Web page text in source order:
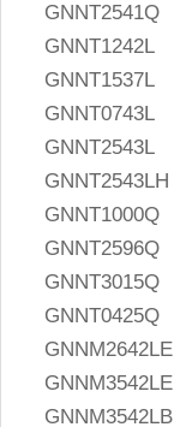
GNNT2541Q
GNNT1242L
GNNT1537L
GNNT0743L
GNNT2543L
GNNT2543LH
GNNT1000Q
GNNT2596Q
GNNT3015Q
GNNT0425Q
GNNM2642LE
GNNM3542LE
GNNM3542LB